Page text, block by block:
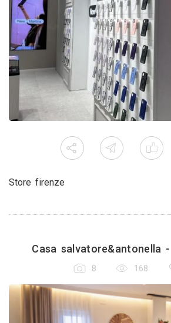
Store firenze
Casa salvatore&antonella
8 168